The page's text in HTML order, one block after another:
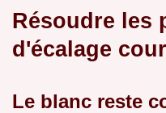
Résoudre les
d'écalage
Le blanc reste